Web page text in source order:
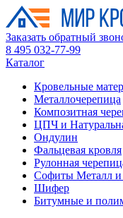
Заказать обратный
8 495 032-77-99
Каталог
Кровельные
Металлочерепица
Композитная
ЦПЧ и
Ондулин
Фальцевая кровля
Рулонная
Софиты Металл
Шифер
Битумные и